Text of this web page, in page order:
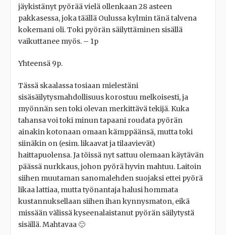
jäykistänyt pyörää vielä ollenkaan 28 asteen
pakkasessa, joka täällä Oulussa kylmin tänä talvena
kokemani oli. Toki pyörän säilyttäminen sisällä
vaikuttanee myös. – 1p
Yhteensä 9p.
Tässä skaalassa tosiaan mielestäni
sisäsäilytysmahdollisuus korostuu melkoisesti, ja
myönnän sen toki olevan merkittävä tekijä. Kuka
tahansa voi toki minun tapaani roudata pyörän
ainakin kotonaan omaan kämppäänsä, mutta toki
siinäkin on (esim. likaavat ja tilaavievät)
haittapuolensa. Ja töissä nyt sattuu olemaan käytävän
päässä nurkkaus, johon pyörä hyvin mahtuu. Laitoin
siihen muutaman sanomalehden suojaksi ettei pyörä
likaa lattiaa, mutta työnantaja halusi hommata
kustannuksellaan siihen ihan kynnysmaton, eikä
missään välissä kyseenalaistanut pyörän säilytystä
sisällä. Mahtavaa 🙂